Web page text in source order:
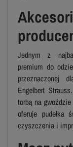
Jednym z
premium do
przeznaczonej
Engelbert
torbą na
oferuje pudełka
czyszczenia i